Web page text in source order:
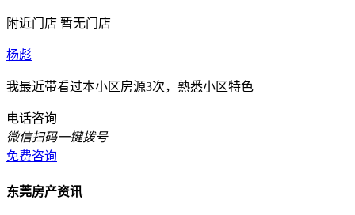
附近门店 暂无门店
杨彪
我最近带看过本小区房源3次，熟悉小区特色
电话咨询
微信扫码一键拨号
免费咨询
东莞房产资讯